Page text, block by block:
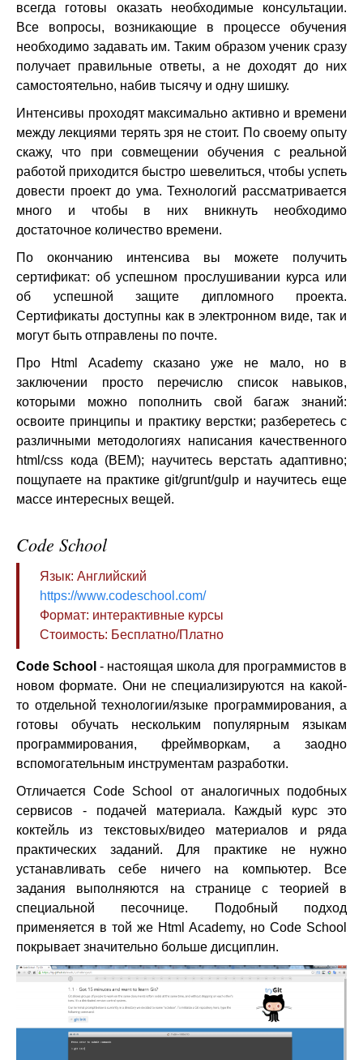
всегда готовы оказать необходимые консультации.
Все вопросы, возникающие в процессе обучения
необходимо задавать им. Таким образом ученик сразу
получает правильные ответы, а не доходят до них
самостоятельно, набив тысячу и одну шишку.
Интенсивы проходят максимально активно и времени
между лекциями терять зря не стоит. По своему опыту
скажу, что при совмещении обучения с реальной
работой приходится быстро шевелиться, чтобы успеть
довести проект до ума. Технологий рассматривается
много и чтобы в них вникнуть необходимо
достаточное количество времени.
По окончанию интенсива вы можете получить
сертификат: об успешном прослушивании курса или
об успешной защите дипломного проекта.
Сертификаты доступны как в электронном виде, так и
могут быть отправлены по почте.
Про Html Academy сказано уже не мало, но в
заключении просто перечислю список навыков,
которыми можно пополнить свой багаж знаний:
освоите принципы и практику верстки; разберетесь с
различными методологиях написания качественного
html/css кода (BEM); научитесь верстать адаптивно;
пощупаете на практике git/grunt/gulp и научитесь еще
массе интересных вещей.
Code School
Язык: Английский
https://www.codeschool.com/
Формат: интерактивные курсы
Стоимость: Бесплатно/Платно
Code School - настоящая школа для программистов в
новом формате. Они не специализируются на какой-
то отдельной технологии/языке программирования, а
готовы обучать нескольким популярным языкам
программирования, фреймворкам, а заодно
вспомогательным инструментам разработки.
Отличается Code School от аналогичных подобных
сервисов - подачей материала. Каждый курс это
коктейль из текстовых/видео материалов и ряда
практических заданий. Для практике не нужно
устанавливать себе ничего на компьютер. Все
задания выполняются на странице с теорией в
специальной песочнице. Подобный подход
применяется в той же Html Academy, но Code School
покрывает значительно больше дисциплин.